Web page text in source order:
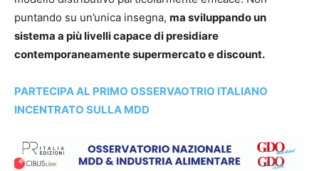
puntando su un’unica insegna, ma sviluppando un
sistema a più livelli capace di presidiare
contemporaneamente supermercato e discount.
PARTECIPA AL PRIMO OSSERVAOTRIO ITALIANO
INCENTRATO SULLA MDD